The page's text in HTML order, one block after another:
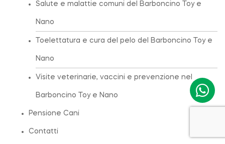
Salute e malattie comuni del Barboncino Toy e
Nano
Toelettatura e cura del pelo del Barboncino Toy e
Nano
Visite veterinarie, vaccini e prevenzione nel
Barboncino Toy e Nano
Pensione Cani
Contatti